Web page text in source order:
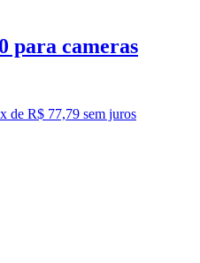
para cameras
x de R$ 77,79 sem juros